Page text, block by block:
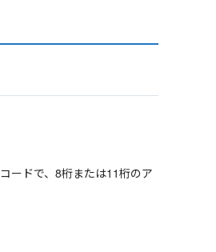
ードで、8桁または11桁のア